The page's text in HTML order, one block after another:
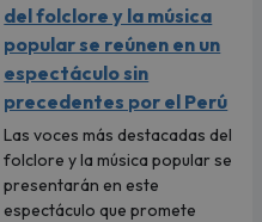
del folclore y la música
popular se reúnen en un
espectáculo sin
precedentes por el Perú
Las voces más destacadas del
folclore y la música popular se
presentarán en este
espectáculo que promete